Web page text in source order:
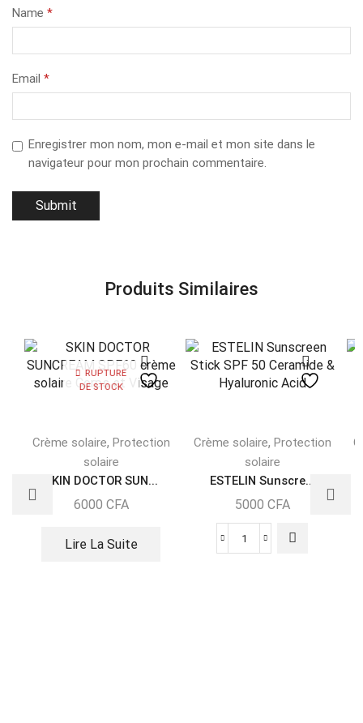
Name *
Email *
Enregistrer mon nom, mon e-mail et mon site dans le
navigateur pour mon prochain commentaire.
Produits Similaires
RUPTURE
DE STOCK
Crème solaire, Protection
solaire
SKIN DOCTOR SUN...
6000 CFA
Lire La Suite
Crème solaire, Protection
solaire
ESTELIN Sunscre...
5000 CFA